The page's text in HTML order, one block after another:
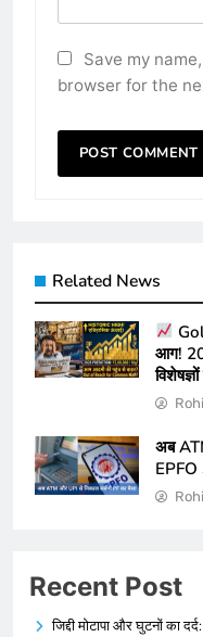
Save my
browser for the
Related News
आग!
अब
EPFO
Recent Post
जिद्दी मोटापा और घुटनों का